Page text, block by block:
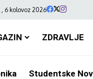
, 6 kolovoz 2026
ZDRAVLJE
Studentske